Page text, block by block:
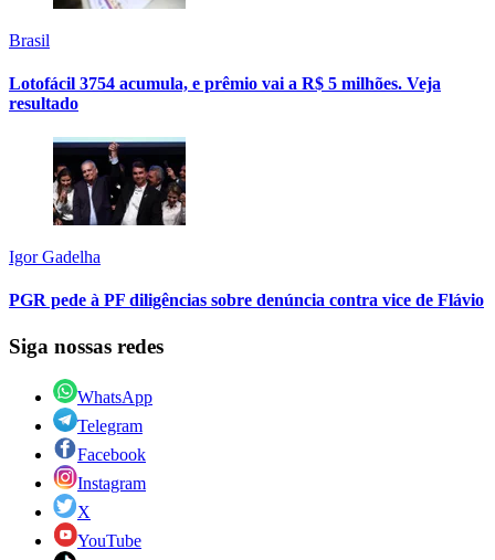
Brasil
Lotofácil 3754 acumula, e prêmio vai a R$ 5 milhões. Veja
resultado
Igor Gadelha
PGR pede à PF diligências sobre denúncia contra vice de Flávio
Siga nossas redes
WhatsApp
Telegram
Facebook
Instagram
X
YouTube